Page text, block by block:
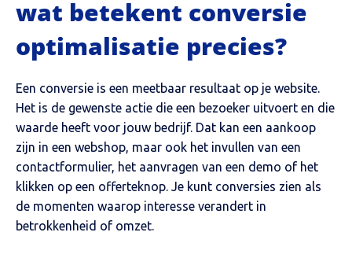
wat betekent conversie
optimalisatie precies?
Een conversie is een meetbaar resultaat op je website.
Het is de gewenste actie die een bezoeker uitvoert en die
waarde heeft voor jouw bedrijf. Dat kan een aankoop
zijn in een webshop, maar ook het invullen van een
contactformulier, het aanvragen van een demo of het
klikken op een offerteknop. Je kunt conversies zien als
de momenten waarop interesse verandert in
betrokkenheid of omzet.